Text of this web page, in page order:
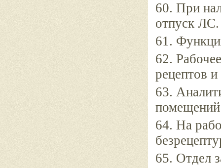
60. При
отпуск ЛС.
61.
62.
рецептов и
63.
помещений
64. На
65. Отдел